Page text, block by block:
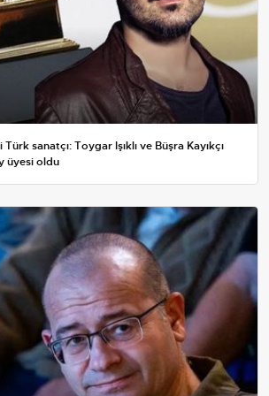
sanatçı: Toygar Işıklı ve Büşra Kayıkçı
üyesi oldu